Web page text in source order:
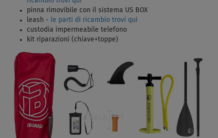
pinna rimovibile con il sistema US BOX
leash - le parti di ricambio trovi qui
custodia impermeabile telefono
kit riparazioni (chiave+toppe)